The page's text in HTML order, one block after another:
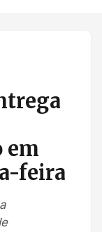
em
feira